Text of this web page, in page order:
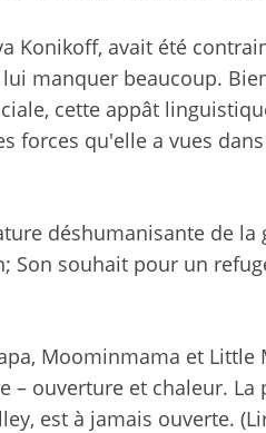
Konikoff, avait été
manquer beaucoup.
cette appât
forces qu'elle a vues
déshumanisante de la
Son souhait pour un
Moominmama et Little
– ouverture et chaleur. La
est à jamais ouverte.